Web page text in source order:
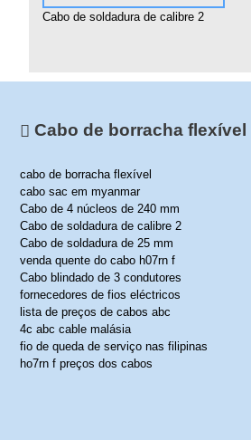
Cabo de soldadura de calibre 2
Cabo de borracha flexível
cabo de borracha flexível
cabo sac em myanmar
Cabo de 4 núcleos de 240 mm
Cabo de soldadura de calibre 2
Cabo de soldadura de 25 mm
venda quente do cabo h07rn f
Cabo blindado de 3 condutores
fornecedores de fios eléctricos
lista de preços de cabos abc
4c abc cable malásia
fio de queda de serviço nas filipinas
ho7rn f preços dos cabos